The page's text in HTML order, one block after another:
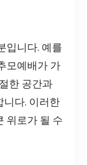
입니다. 예를
모예배가 가
한 공간과
니다. 이러한
위로가 될 수